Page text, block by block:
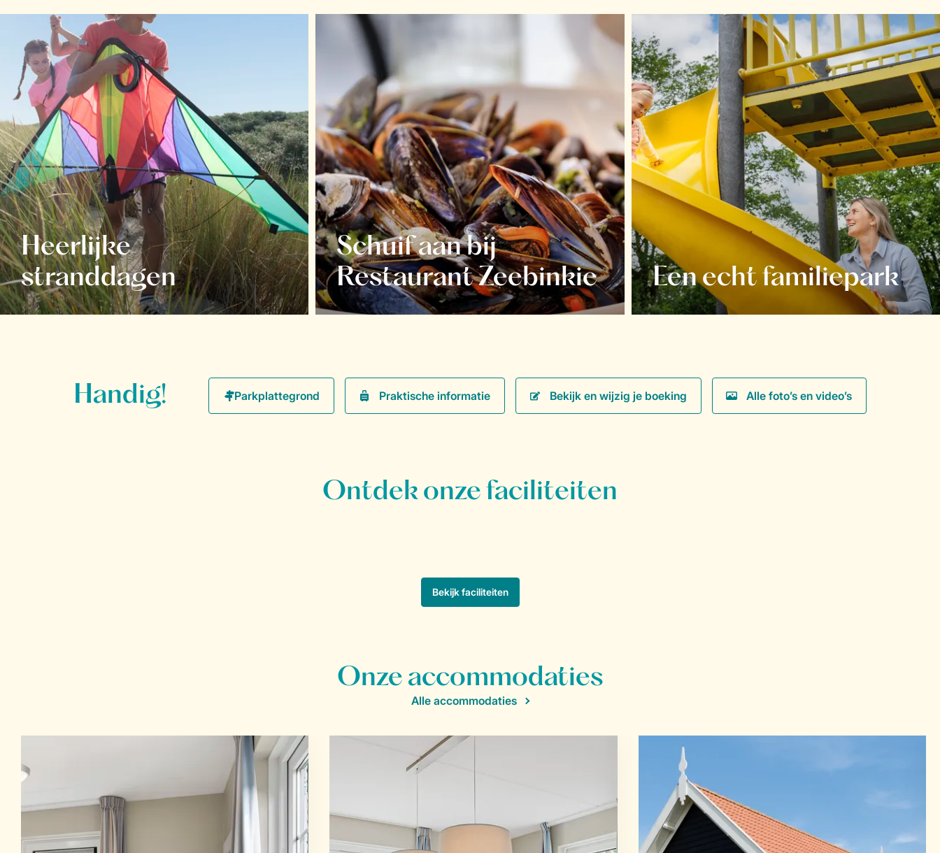
Heerlijke
stranddagen
Schuif aan bij
Restaurant Zeebinkie
Een echt familiepark
Handig! Praktische informatie Bekijk en wijzig je boeking Alle foto’s en video’s
Onze accommodaties
Alle accommodaties